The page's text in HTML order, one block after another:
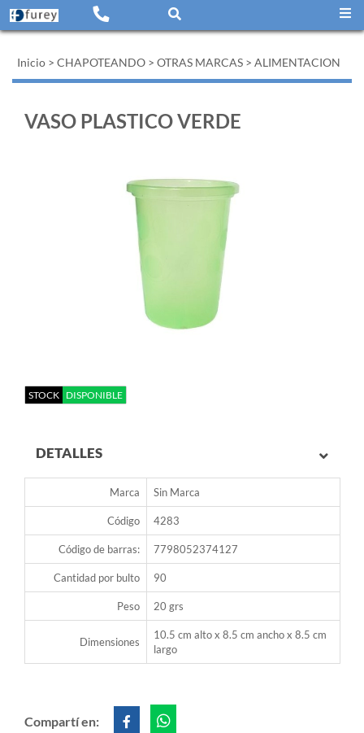
Inicio > CHAPOTEANDO > OTRAS MARCAS > ALIMENTACION
VASO PLASTICO VERDE
STOCK DISPONIBLE
DETALLES
Marca Sin Marca
Código 4283
Código de barras: 7798052374127
Cantidad por bulto 90
Peso 20 grs
Dimensiones
10.5 cm alto x 8.5 cm ancho x 8.5 cm
largo
Compartí en: